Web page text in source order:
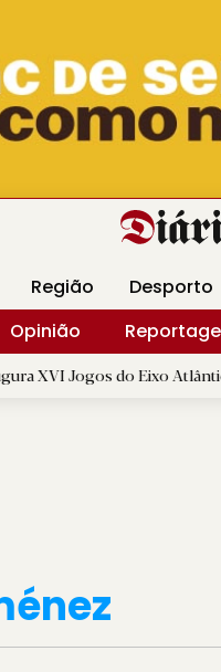
Revista Minha
Região Desporto
Opinião
Eixo Atlântico com mais